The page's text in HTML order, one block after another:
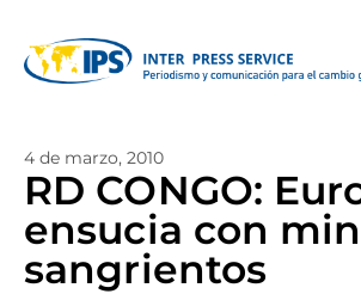
4 de marzo, 2010
RD CONGO:
ensucia con
sangrientos